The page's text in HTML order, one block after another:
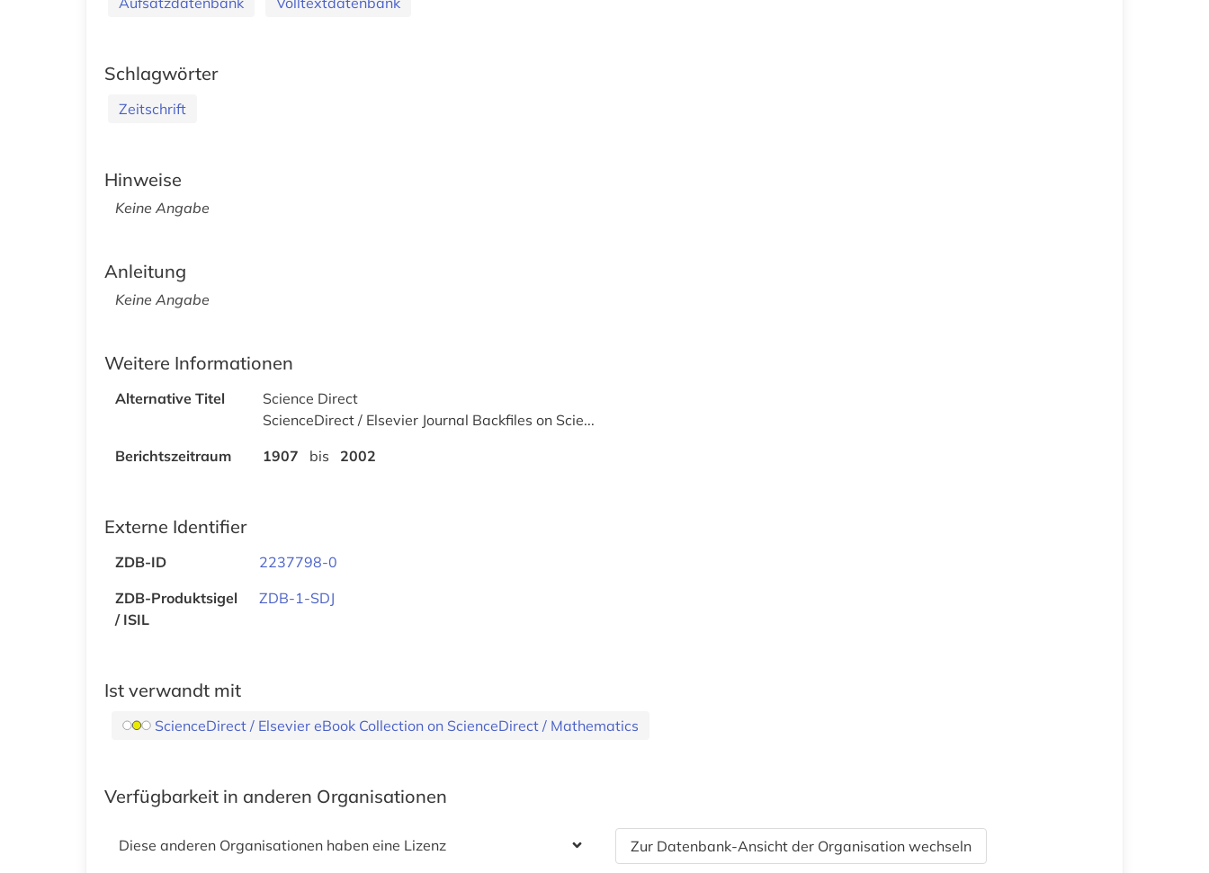
Schlagwörter
Zeitschrift
Hinweise
Keine Angabe
Anleitung
Keine Angabe
Weitere Informationen
Alternative Titel
Science Direct
ScienceDirect / Elsevier Journal Backfiles on Scie...
Berichtszeitraum
1907 bis 2002
Externe Identifier
ZDB-ID
2237798-0
ZDB-Produktsigel
/ ISIL
ZDB-1-SDJ
Ist verwandt mit
ScienceDirect / Elsevier eBook Collection on ScienceDirect / Mathematics
Verfügbarkeit in anderen Organisationen
Diese anderen Organisationen haben eine Lizenz Zur Datenbank-Ansicht der Organisation wechseln